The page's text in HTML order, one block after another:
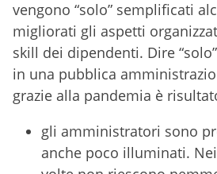
vengono “solo” semplificati
migliorati gli aspetti
skill dei dipendenti. Dire
in una pubblica
grazie alla pandemia è
gli amministratori sono
anche poco illuminati.